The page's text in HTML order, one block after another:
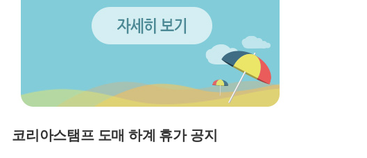
코리아스탬프 도매 하계 휴가 공지